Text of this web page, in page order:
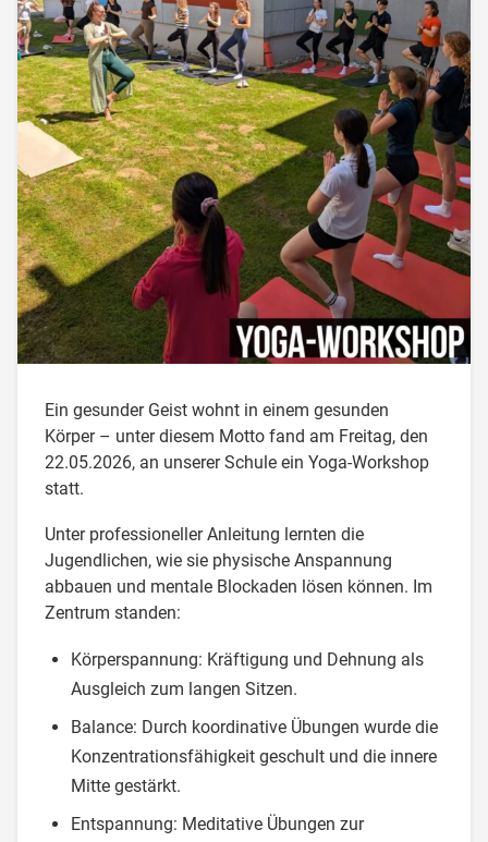
Ein gesunder Geist wohnt in einem gesunden
Körper – unter diesem Motto fand am Freitag, den
22.05.2026, an unserer Schule ein Yoga-Workshop
statt.
​Unter professioneller Anleitung lernten die
Jugendlichen, wie sie physische Anspannung
abbauen und mentale Blockaden lösen können. Im
Zentrum standen:
​Körperspannung: Kräftigung und Dehnung als
Ausgleich zum langen Sitzen.
Balance: Durch koordinative Übungen wurde die
Konzentrationsfähigkeit geschult und die innere
Mitte gestärkt.
​Entspannung: Meditative Übungen zur